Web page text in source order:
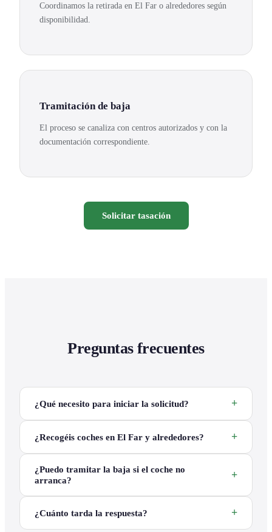
Coordinamos la retirada en El Far o alrededores según
disponibilidad.
Tramitación de baja
El proceso se canaliza con centros autorizados y con la
documentación correspondiente.
Solicitar tasación
Preguntas frecuentes
¿Qué necesito para iniciar la solicitud?
¿Recogéis coches en El Far y alrededores?
¿Puedo tramitar la baja si el coche no
arranca?
¿Cuánto tarda la respuesta?